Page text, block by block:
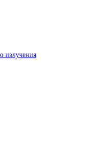
излучения